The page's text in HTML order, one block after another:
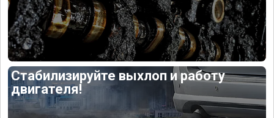
Стабилизируйте выхлоп и работу
двигателя!